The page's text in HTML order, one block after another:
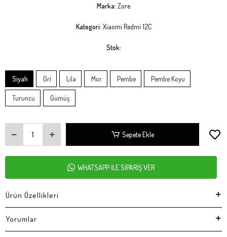
Marka: Zore
Kategori: Xiaomi Redmi 12C
Stok:
Siyah Gri Lila Mor Pembe Pembe Koyu
Turuncu Gümüş
Sepete Ekle
WHATSAPP İLE SİPARİŞ VER
Ürün Özellikleri
Yorumlar